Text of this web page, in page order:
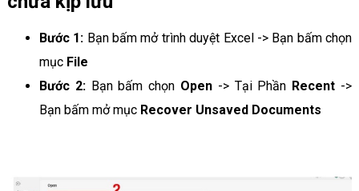
Bước 1: Bạn bấm mở trình duyệt Excel -> Bạn bấm chọn
mục File
Bước 2:Bạn bấm chọn Open -> Tại Phần Recent ->
Bạn bấm mở mục Recover Unsaved Documents